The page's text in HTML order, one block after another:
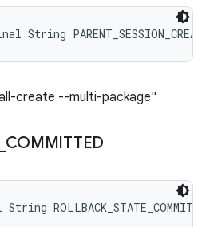
create --multi-package"
COMMITTED